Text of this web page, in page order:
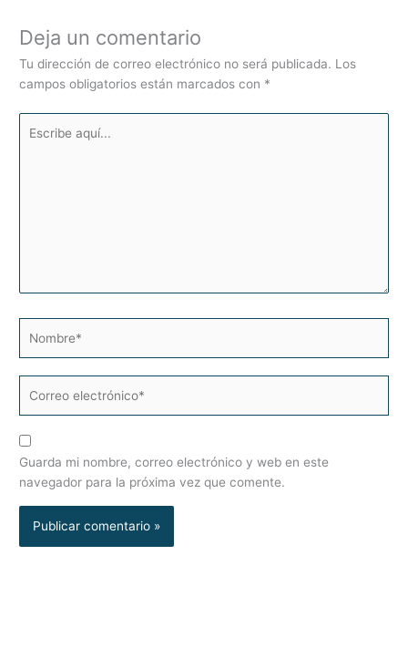
Deja un comentario
Tu dirección de correo electrónico no será publicada. Los
campos obligatorios están marcados con *
aquí...
electrónico*
Guarda mi nombre, correo electrónico y web en este
navegador para la próxima vez que comente.